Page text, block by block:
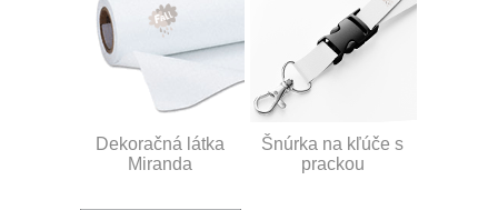
Dekoračná látka
Miranda
Šnúrka na kľúče s
prackou